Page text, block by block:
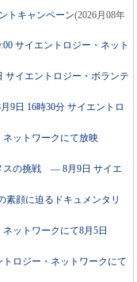
トキャンペーン(2026月08年
サイエントロジー・ネット
サイエントロジー・ボランテ
9日 16時30分 サイエントロ
ットワークにて放映
スの挑戦 ― 8月9日 サイエ
素顔に迫るドキュメンタリ
ットワークにて8月5日
ロジー・ネットワークにて